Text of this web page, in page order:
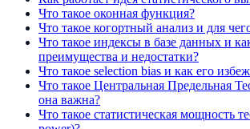
Что такое оконная функция?
Что такое когортный анализ и для
Что такое индексы в базе данных и
преимущества и недостатки?
Что такое selection bias и как его
Что такое Центральная Предельная
она важна?
Что такое статистическая мощность